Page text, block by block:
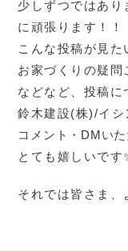
少しずつではあり
に頑張ります！！
こんな投稿が見た
お家づくりの疑問
などなど、投稿に
鈴木建設(株)/イ
コメント・DMいた
とても嬉しいです
それでは皆さま、